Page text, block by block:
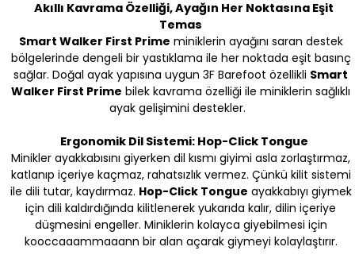
Akıllı Kavrama Özelliği, Ayağın Her Noktasına Eşit
Temas
Smart Walker First Prime miniklerin ayağını saran destek
bölgelerinde dengeli bir yastıklama ile her noktada eşit basınç
sağlar. Doğal ayak yapısına uygun 3F Barefoot özellikli Smart
Walker First Prime bilek kavrama özelliği ile miniklerin sağlıklı
ayak gelişimini destekler.
Ergonomik Dil Sistemi: Hop-Click Tongue
Minikler ayakkabısını giyerken dil kısmı giyimi asla zorlaştırmaz,
katlanıp içeriye kaçmaz, rahatsızlık vermez. Çünkü kilit sistemi
ile dili tutar, kaydırmaz. Hop-Click Tongue ayakkabıyı giymek
için dili kaldırdığında kilitlenerek yukarıda kalır, dilin içeriye
düşmesini engeller. Miniklerin kolayca giyebilmesi için
kooccaaammaaann bir alan açarak giymeyi kolaylaştırır.